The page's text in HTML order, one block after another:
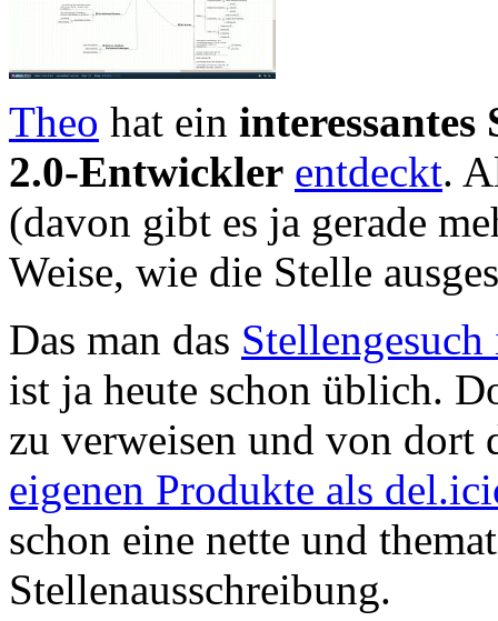
Theo hat ein
2.0-Entwickler entdeckt.
(davon gibt es ja gerade
Weise, wie die Stelle
Das man das
ist ja heute schon üblich.
zu verweisen und von dort
eigenen Produkte als
schon eine nette und
Stellenausschreibung.